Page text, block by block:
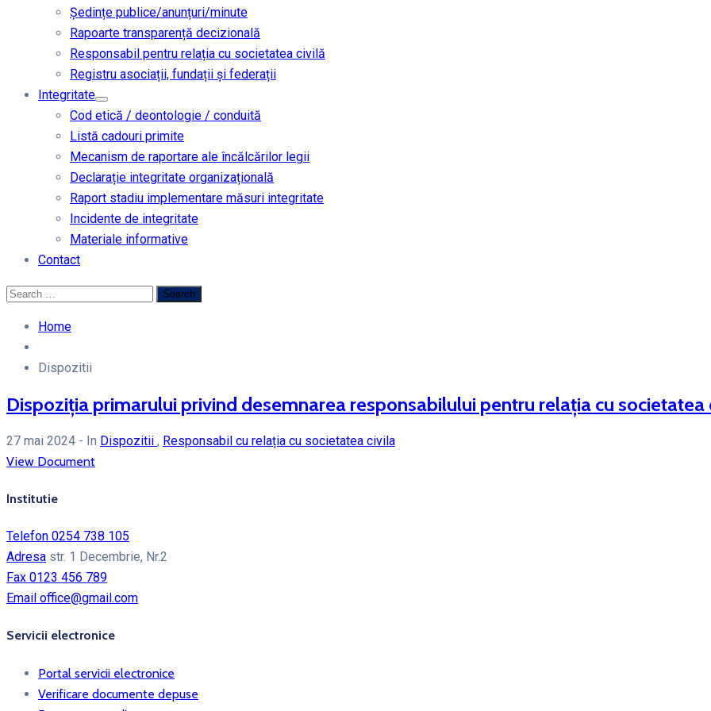
Ședințe publice/anunțuri/minute
Rapoarte transparență decizională
Responsabil pentru relația cu societatea civilă
Registru asociații, fundații și federații
Integritate
Cod etică / deontologie / conduită
Listă cadouri primite
Mecanism de raportare ale încălcărilor legii
Declarație integritate organizațională
Raport stadiu implementare măsuri integritate
Incidente de integritate
Materiale informative
Contact
Home
Dispozitii
Dispoziția primarului privind desemnarea responsabilului pentru relația cu societatea
27 mai 2024 - In Dispozitii , Responsabil cu relația cu societatea civila
View Document
Institutie
Telefon 0254 738 105
Adresa str. 1 Decembrie, Nr.2
Fax 0123 456 789
Email office@gmail.com
Servicii electronice
Portal servicii electronice
Verificare documente depuse